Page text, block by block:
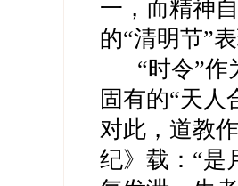
一，而精神
的“清明节”
“时令”作
固有的“天人
对此，道教
纪》载：“是